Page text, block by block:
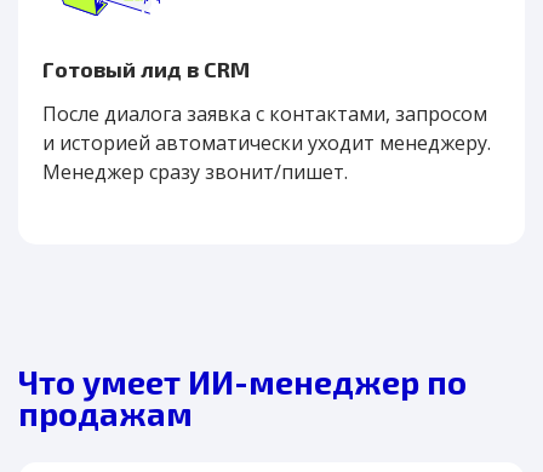
Готовый лид в CRM
После диалога заявка с контактами, запросом
и историей автоматически уходит менеджеру.
Менеджер сразу звонит/пишет.
Что умеет ИИ-менеджер по
продажам